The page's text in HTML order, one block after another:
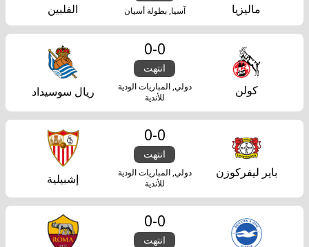
ماليزيا آسيا, بطولة أسيان الفلبين
كولن
0
-
0
انتهت
دولي, المباريات الودية
للأندية
ريال سوسيداد
باير ليفركوزن
0
-
0
انتهت
دولي, المباريات الودية
للأندية
إشبيلية
0
-
0
انتهت